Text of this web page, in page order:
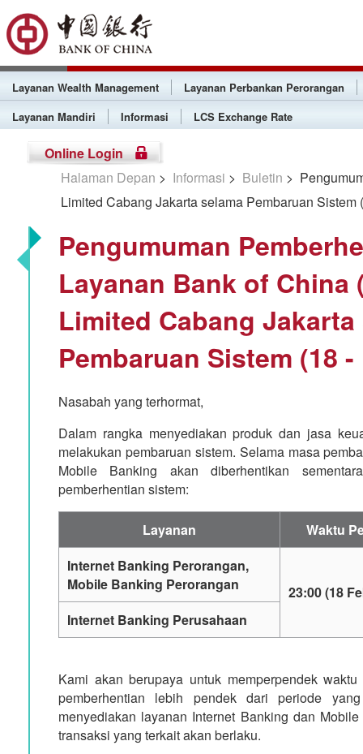
Layanan Wealth Management
Layanan Perbankan Perorangan
Layanan Mandiri
Informasi LCS Exchange Rate
Online Login
Halaman Depan > Informasi > Buletin >
Limited Cabang Jakarta selama Pembaruan Sistem
Pengumuman
Layanan Bank of China
Limited Cabang Jakarta
Pembaruan Sistem (18 -
Nasabah yang terhormat,
Dalam rangka menyediakan produk dan jasa
melakukan pembaruan sistem. Selama masa
Mobile Banking akan diberhentikan
pemberhentian sistem:
Layanan
Waktu
Internet Banking Perorangan,
Mobile Banking Perorangan
23:00 (18
Internet Banking Perusahaan
Kami akan berupaya untuk memperpendek
pemberhentian lebih pendek dari periode
menyediakan layanan Internet Banking dan
transaksi yang terkait akan berlaku.